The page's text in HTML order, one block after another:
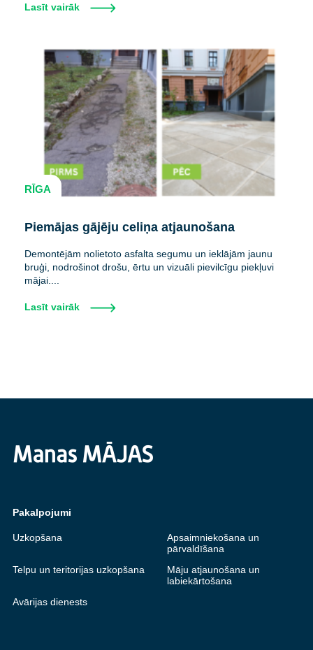
Lasīt vairāk
RĪGA
Piemājas gājēju celiņa atjaunošana
Demontējām nolietoto asfalta segumu un ieklājām jaunu
bruģi, nodrošinot drošu, ērtu un vizuāli pievilcīgu piekļuvi
mājai....
Lasīt vairāk
Pakalpojumi
Uzkopšana
Apsaimniekošana un
pārvaldīšana
Telpu un teritorijas uzkopšana
Māju atjaunošana un
labiekārtošana
Avārijas dienests